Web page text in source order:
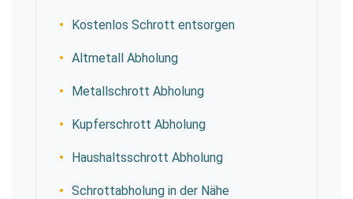
Kostenlos Schrott entsorgen
Altmetall Abholung
Metallschrott Abholung
Kupferschrott Abholung
Haushaltsschrott Abholung
Schrottabholung in der Nähe